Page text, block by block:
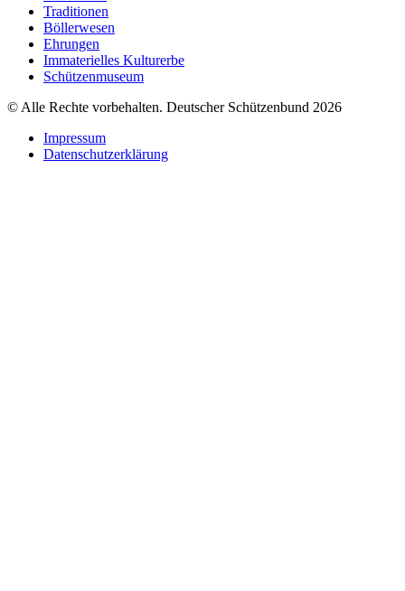
Traditionen
Böllerwesen
Ehrungen
Immaterielles Kulturerbe
Schützenmuseum
© Alle Rechte vorbehalten. Deutscher Schützenbund 2026
Impressum
Datenschutzerklärung